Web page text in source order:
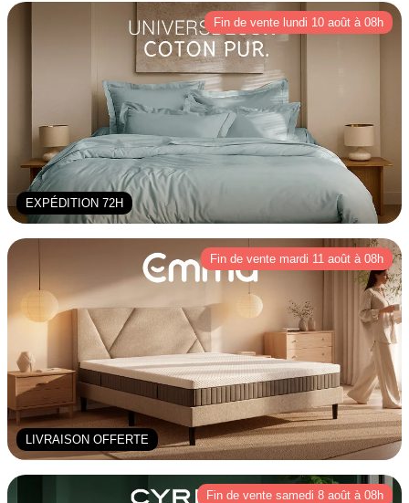
Fin de vente lundi 10 août à 08h
EXPÉDITION 72H
Fin de vente mardi 11 août à 08h
LIVRAISON OFFERTE
Fin de vente samedi 8 août à 08h